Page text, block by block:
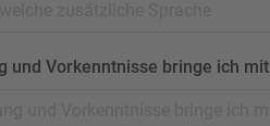
und Vorkenntnisse bringe ich mit